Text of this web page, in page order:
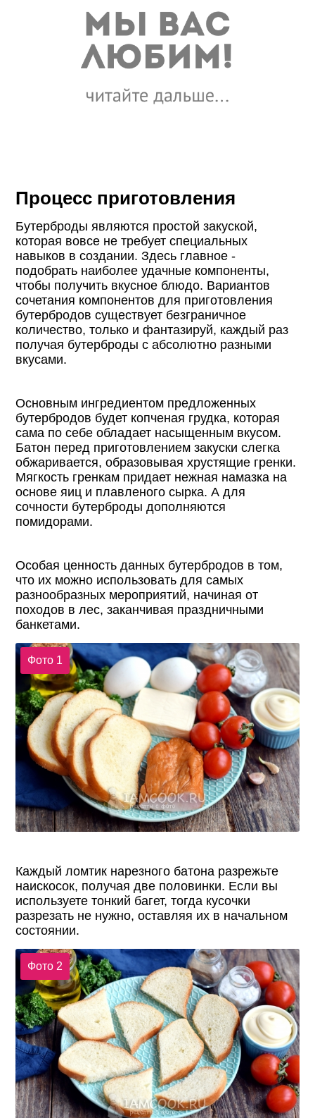
Процесс приготовления
Бутерброды являются простой закуской,
которая вовсе не требует специальных
навыков в создании. Здесь главное -
подобрать наиболее удачные компоненты,
чтобы получить вкусное блюдо. Вариантов
сочетания компонентов для приготовления
бутербродов существует безграничное
количество, только и фантазируй, каждый раз
получая бутерброды с абсолютно разными
вкусами.
Основным ингредиентом предложенных
бутербродов будет копченая грудка, которая
сама по себе обладает насыщенным вкусом.
Батон перед приготовлением закуски слегка
обжаривается, образовывая хрустящие гренки.
Мягкость гренкам придает нежная намазка на
основе яиц и плавленого сырка. А для
сочности бутерброды дополняются
помидорами.
Особая ценность данных бутербродов в том,
что их можно использовать для самых
разнообразных мероприятий, начиная от
походов в лес, заканчивая праздничными
банкетами.
Фото 1
Каждый ломтик нарезного батона разрежьте
наискосок, получая две половинки. Если вы
используете тонкий багет, тогда кусочки
разрезать не нужно, оставляя их в начальном
состоянии.
Фото 2